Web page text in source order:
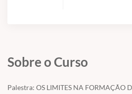
Sobre o Curso
Palestra: OS LIMITES NA FORMAÇÃO